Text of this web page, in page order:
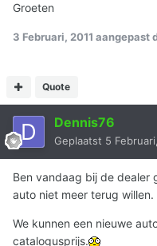
Groeten
3 Februari, 2011 aangepast
Quote
Dennis76
Geplaatst 5
Ben vandaag bij de
auto niet meer terug willen.
We kunnen een nieuwe
catalogusprijs.